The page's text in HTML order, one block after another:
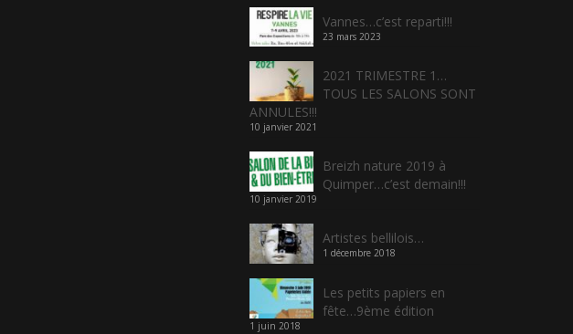
Vannes…c’est reparti!!!
23 mars 2023
2021 TRIMESTRE 1…
TOUS LES SALONS SONT
ANNULES!!!
10 janvier 2021
Breizh nature 2019 à
Quimper…c’est demain!!!
10 janvier 2019
Artistes bellilois…
1 décembre 2018
Les petits papiers en
fête…9ème édition
1 juin 2018